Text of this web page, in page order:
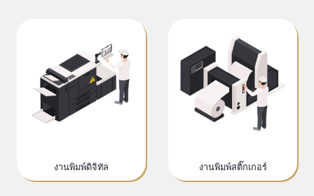
งานพิมพ์ดิจิทัล งานพิมพ์สติ๊กเกอร์